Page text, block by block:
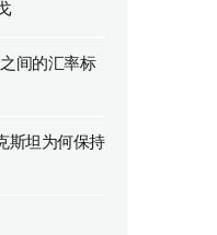
间的汇率标
斯坦为何保持